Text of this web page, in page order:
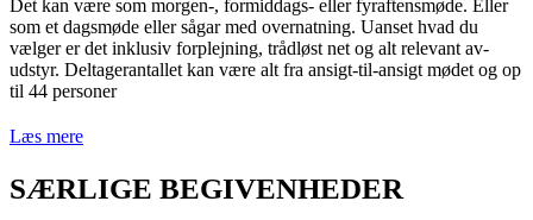
Det kan være som morgen-, formiddags- eller fyraftensmøde. Eller
som et dagsmøde eller sågar med overnatning. Uanset hvad du
vælger er det inklusiv forplejning, trådløst net og alt relevant av-
udstyr. Deltagerantallet kan være alt fra ansigt-til-ansigt mødet og op
til 44 personer
Læs mere
SÆRLIGE BEGIVENHEDER